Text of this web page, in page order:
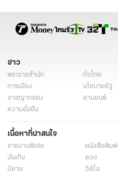
ข่าวเลือกตั้ง ข่าวการเมือง เลือกตั้ง
ข่าว
พระราชสำนัก ทั่วไทย
การเมือง
นโยบายรัฐ
อาชญากรรม
ยานยนต์
ความยั่งยืน
เนื้อหาที่น่าสนใจ
รายงานพิเศษ หนังสือพิมพ์
บันเทิง
ดวง
นิยาย
วิดีโอ